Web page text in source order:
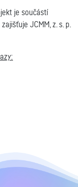
je součástí
JCMM, z. s. p.